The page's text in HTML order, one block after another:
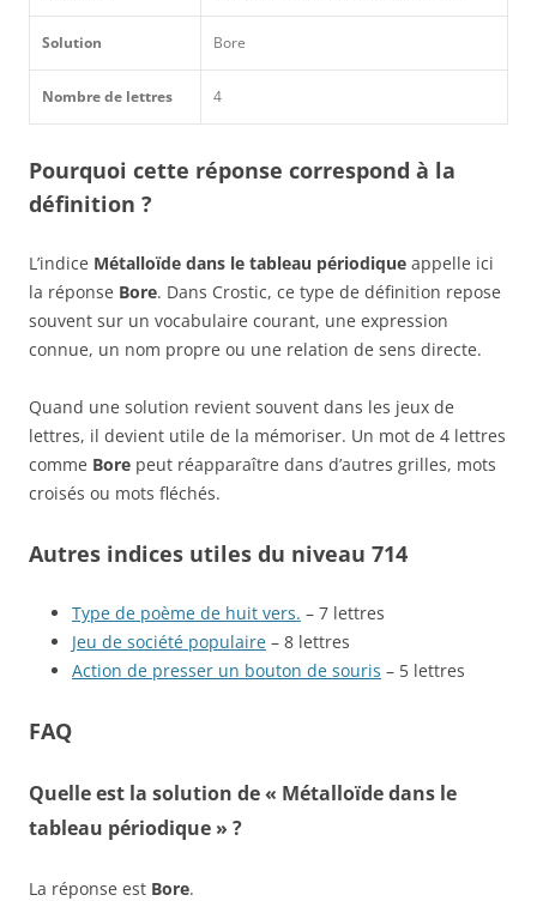
Solution Bore
Nombre de lettres 4
Pourquoi cette réponse correspond à la
définition ?
L’indice Métalloïde dans le tableau périodique appelle ici
la réponse Bore. Dans Crostic, ce type de définition repose
souvent sur un vocabulaire courant, une expression
connue, un nom propre ou une relation de sens directe.
Quand une solution revient souvent dans les jeux de
lettres, il devient utile de la mémoriser. Un mot de 4 lettres
comme Bore peut réapparaître dans d’autres grilles, mots
croisés ou mots fléchés.
Autres indices utiles du niveau 714
Type de poème de huit vers. – 7 lettres
Jeu de société populaire – 8 lettres
Action de presser un bouton de souris – 5 lettres
FAQ
Quelle est la solution de « Métalloïde dans le
tableau périodique » ?
La réponse est Bore.